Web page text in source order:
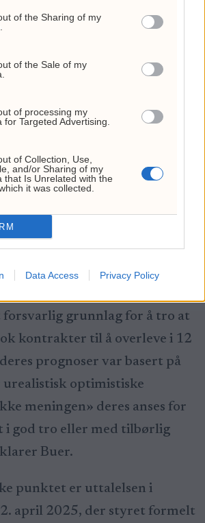
of the Sharing of my
of the Sale of my
of processing my
for Targeted Advertising.
of Collection, Use,
and/or Sharing of my
that Is Unrelated with the
it was collected.
Data Access Privacy Policy
vi likebehandling av
vi ba konkret om å bli involvert
kapitalbehov og at det var
som ville være villige
mer kapital nå som de store
seg. Dette ser vi jo hvor
en oppgitt Buer.
sett dokumentasjon på at
med selskapet.
kommer så raskt,
over på styret. De må
forsvarlig grunnlag for å tro at
kontrakter til å overleve i 12
prognoser var basert på
urealistisk optimistiske
meningen» deres anses for
i god tro eller med tilbørlig
Buer.
punktet er uttalelsen i
april 2025, der styret formelt